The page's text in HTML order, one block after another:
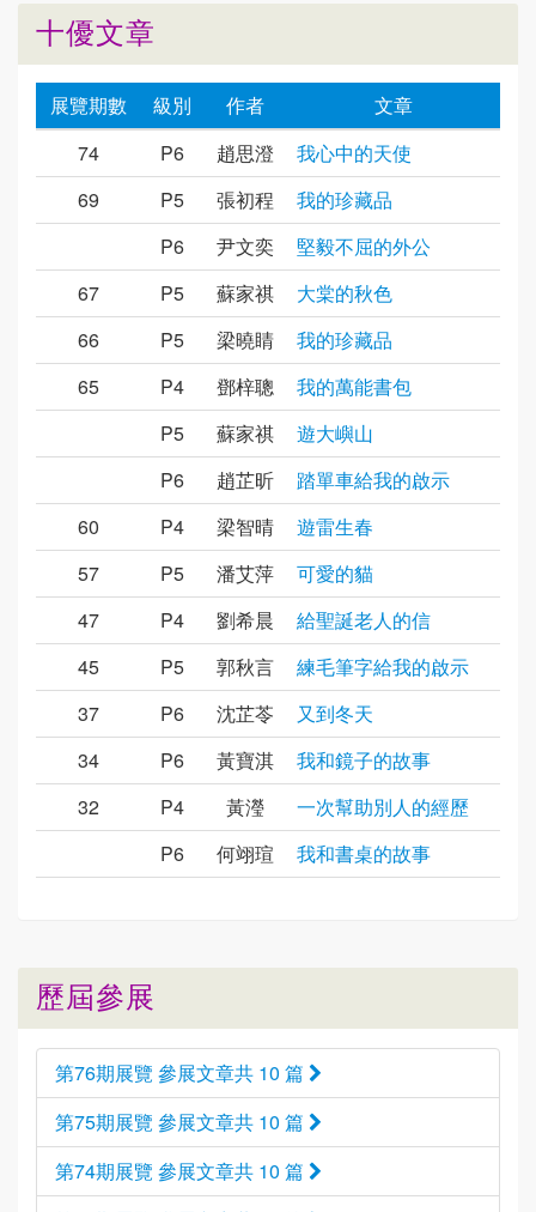
十優文章
展覽期數 級別 作者
文章
74
P6 趙思澄
我心中的天使
69
P5 張初程
我的珍藏品
P6
尹文奕
堅毅不屈的外公
67
P5 蘇家祺
大棠的秋色
66
P5 梁曉睛
我的珍藏品
65
P4 鄧梓聰
我的萬能書包
P5
蘇家祺
遊大嶼山
P6
趙芷昕
踏單車給我的啟示
60
P4 梁智晴
遊雷生春
57
P5 潘艾萍
可愛的貓
47
P4 劉希晨
給聖誕老人的信
45
P5 郭秋言
練毛筆字給我的啟示
37
P6 沈芷苓
又到冬天
34
P6 黃寶淇
我和鏡子的故事
32
P4 黃瀅
一次幫助別人的經歷
P6
何翊瑄 我和書桌的故事
歷屆參展
第76期展覽 參展文章共 10 篇
第75期展覽 參展文章共 10 篇
第74期展覽 參展文章共 10 篇